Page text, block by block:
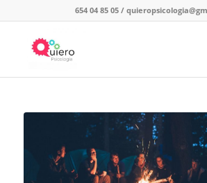
654 04 85 05 /